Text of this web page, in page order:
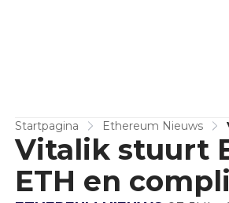
Startpagina Ethereum Nieuws
Vitalik stuurt
ETH en